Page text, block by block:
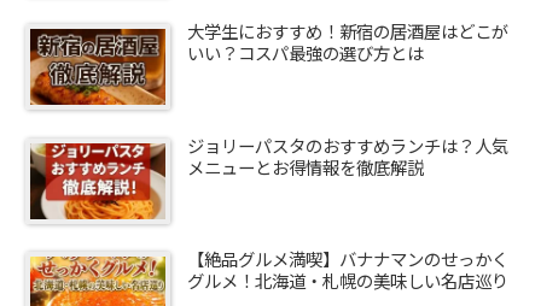
大学生におすすめ！新宿の居酒屋はどこが
いい？コスパ最強の選び方とは
ジョリーパスタのおすすめランチは？人気
メニューとお得情報を徹底解説
【絶品グルメ満喫】バナナマンのせっかく
グルメ！北海道・札幌の美味しい名店巡り